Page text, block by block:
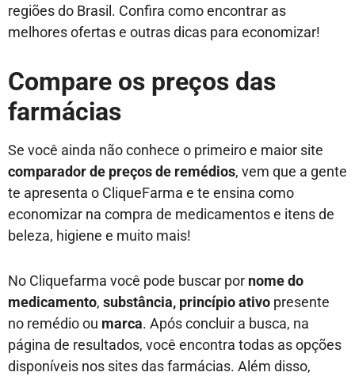
regiões do Brasil. Confira como encontrar as
melhores ofertas e outras dicas para economizar!
Compare os preços das
farmácias
Se você ainda não conhece o primeiro e maior site
comparador de preços de remédios, vem que a gente
te apresenta o CliqueFarma e te ensina como
economizar na compra de medicamentos e itens de
beleza, higiene e muito mais!
No Cliquefarma você pode buscar por nome do
medicamento, substância, princípio ativo presente
no remédioou marca. Após concluir a busca, na
página de resultados, você encontra todas as opções
disponíveis nos sites das farmácias. Além disso,